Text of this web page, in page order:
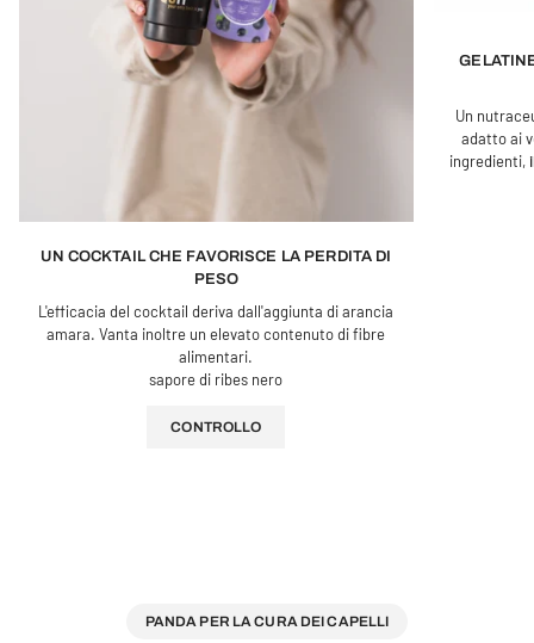
UN COCKTAIL CHE FAVORISCE LA PERDITA DI
PESO
L'efficacia del cocktail deriva dall'aggiunta di arancia
amara. Vanta inoltre un elevato contenuto di fibre
alimentari.
sapore di ribes nero
CONTROLLO
Un
adatto ai
ingredienti,
PANDA PER LA CURA DEI CAPELLI